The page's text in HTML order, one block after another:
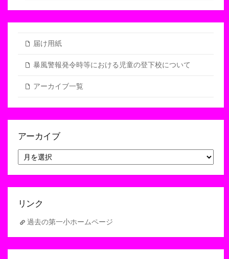
届け用紙
暴風警報発令時等における児童の登下校について
アーカイブ一覧
アーカイブ
ー
カ
リンク
過去の第一小ホームページ